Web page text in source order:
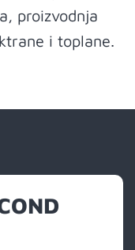
proizvodnja
i toplane.